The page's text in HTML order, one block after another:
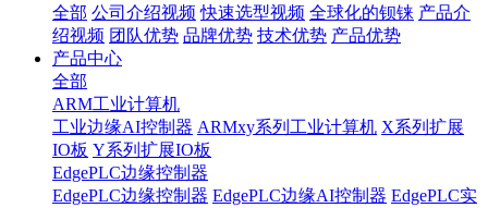
全部 公司介绍视频 快速选型视频 全球化的钡铼 产品介
绍视频 团队优势 品牌优势 技术优势 产品优势
产品中心
全部
ARM工业计算机
工业边缘AI控制器 ARMxy系列工业计算机 X系列扩展
IO板 Y系列扩展IO板
EdgePLC边缘控制器
EdgePLC边缘控制器 EdgePLC边缘AI控制器 EdgePLC实